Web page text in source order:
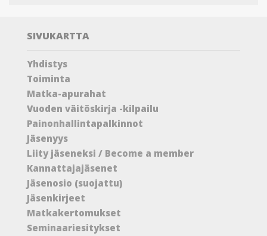
SIVUKARTTA
Yhdistys
Toiminta
Matka-apurahat
Vuoden väitöskirja -kilpailu
Painonhallintapalkinnot
Jäsenyys
Liity jäseneksi / Become a member
Kannattajajäsenet
Jäsenosio (suojattu)
Jäsenkirjeet
Matkakertomukset
Seminaariesitykset